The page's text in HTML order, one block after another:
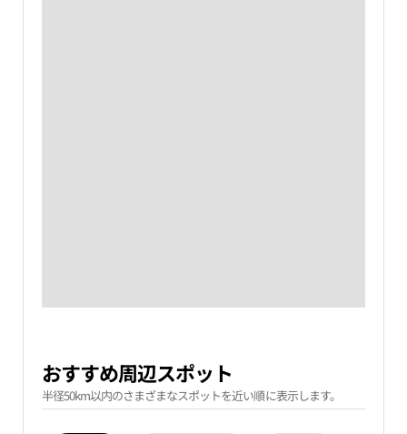
おすすめ周辺スポット
半径50km以内のさまざまなスポットを近い順に表示します。